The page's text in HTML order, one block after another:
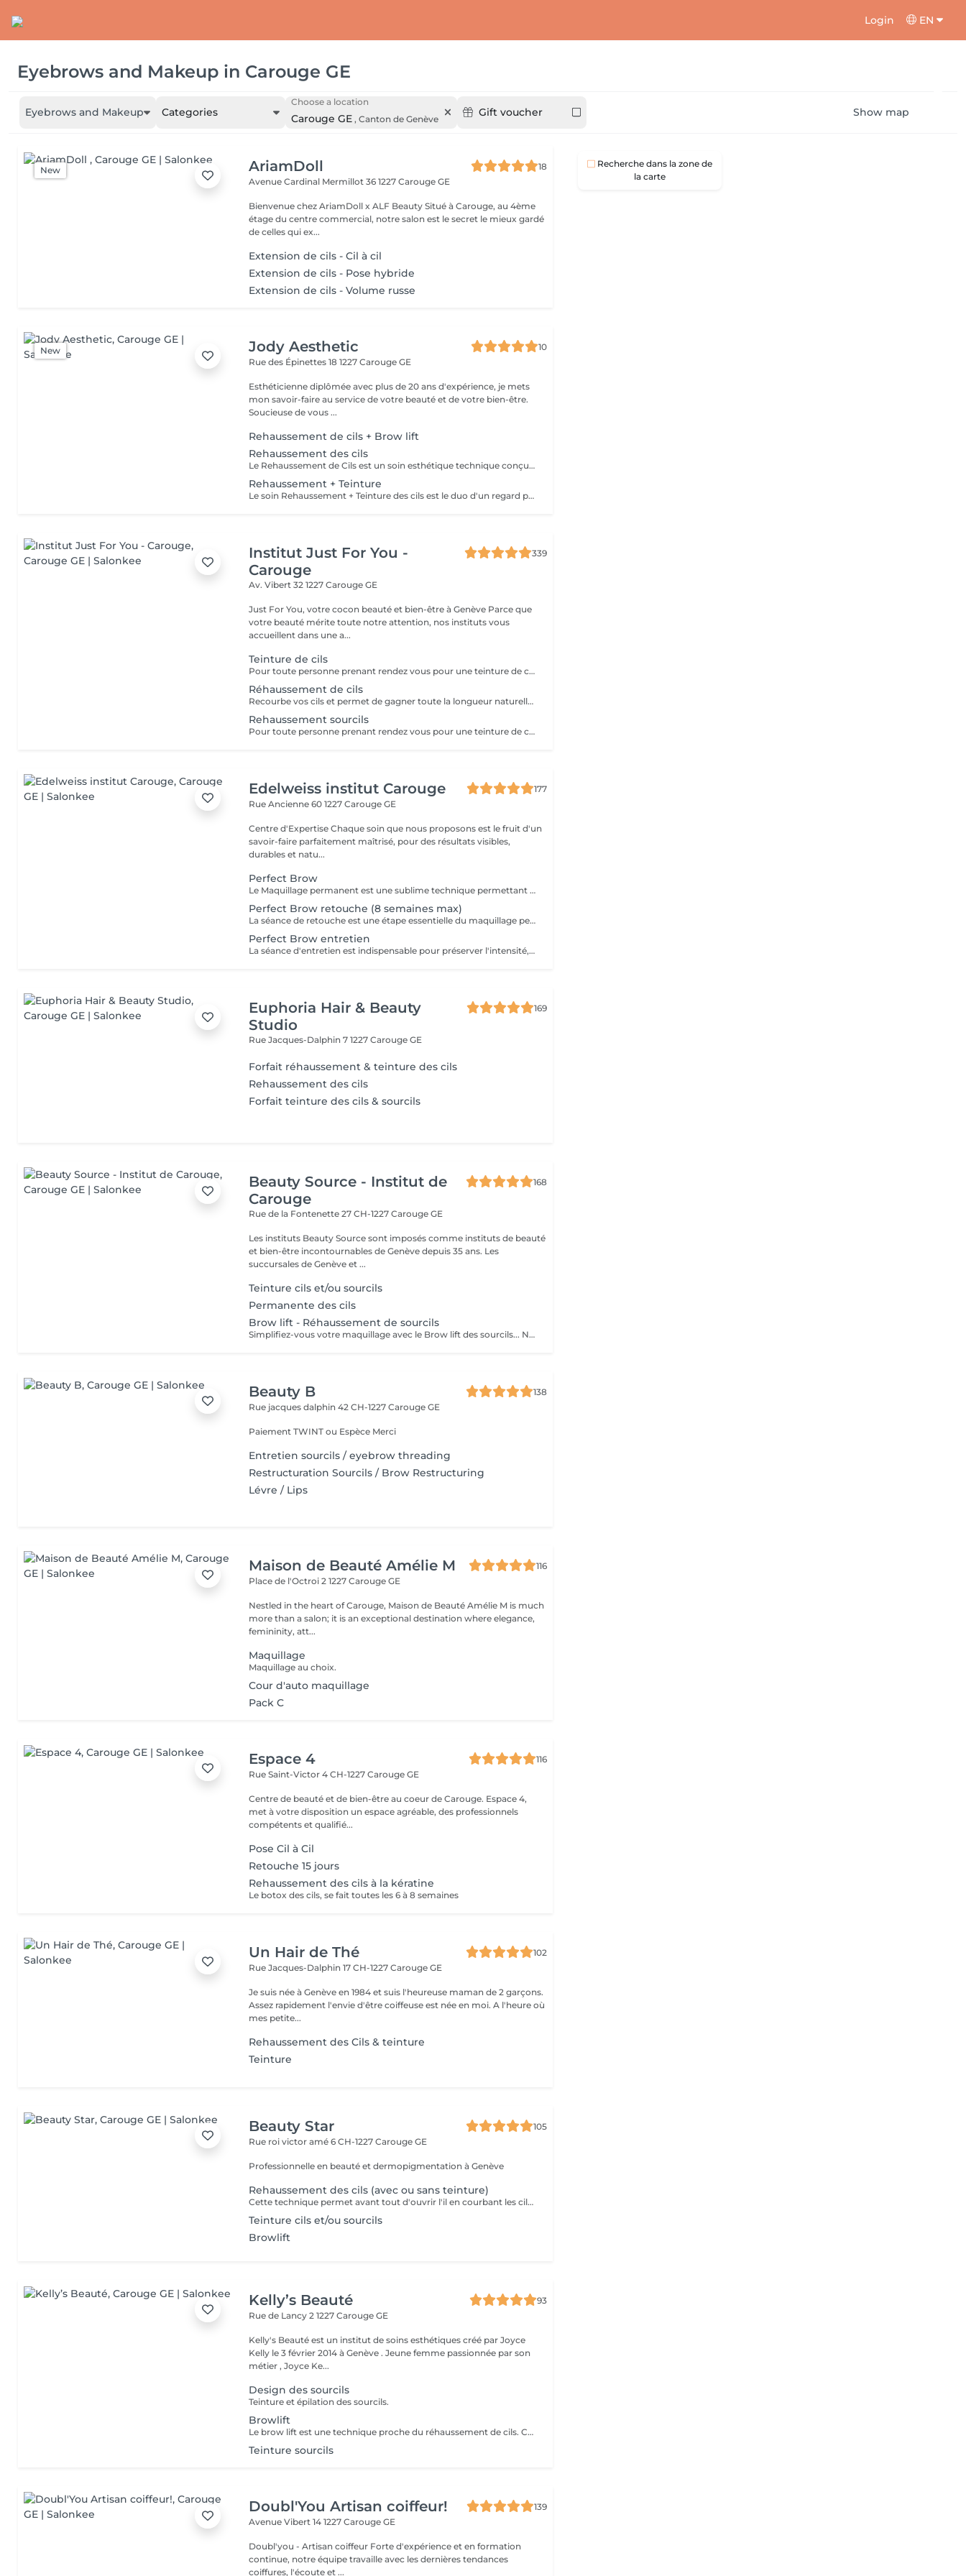
Login EN
Eyebrows and Makeup in Carouge GE
Eyebrows and Makeup Categories
Choose a location
Carouge GE, Canton de Genève
Gift voucher Show map
New AriamDoll
18
Avenue Cardinal Mermillot 361227 Carouge GE
Bienvenue chez AriamDoll x ALF Beauty Situé à Carouge, au 4ème
étage du centre commercial, notre salon est le secret le mieux gardé
de celles qui ex...
Extension de cils - Cil à cil
Extension de cils - Pose hybride
Extension de cils - Volume russe
New Jody Aesthetic
10
Rue des Épinettes 181227 Carouge GE
Esthéticienne diplômée avec plus de 20 ans d'expérience, je mets
mon savoir-faire au service de votre beauté et de votre bien-être.
Soucieuse de vous ...
Rehaussement de cils + Brow lift
Rehaussement des cils
Le Rehaussement de Cils est un soin esthétique technique conçu pour courber les cils naturels depuis leur base afin d'ouvrir et d'intensifier le regard de manière durable. Contrairement à la permanente de cils traditionnelle qui les recourbe vers l'arrière, ce procédé utilise des coussinets en silicone adaptés à la forme de l'il pour étirer les cils vers le haut, créant un effet de longueur et de volume maximal. Des lotions douces sont successivement appliquées pour fixer cette nouvelle courbure spectaculaire tout en respectant la fibre capillaire. Souvent associé à une teinture des cils pour un effet "mascara" instantané, ce soin résiste à l'eau, à la transpiration et au démaquillage. Idéal pour celles et ceux qui souhaitent abandonner le recourbe-cils quotidien, ce traitement offre un résultat impeccable, naturel et sans entretien qui dure entre 6 et 8 semaines.
Rehaussement + Teinture
Le soin Rehaussement + Teinture des cils est le duo d'un regard parfait, combinant courbure spectaculaire et intensité maximale sans maquillage. Ce protocole complet commence par le rehaussement, qui étire et galbe les cils naturels vers le haut depuis leur base grâce à des coussinets en silicone pour ouvrir le regard et donner une impression de longueur. Immédiatement après, l'application d'une teinture spécifique (généralement noire ou brun foncé) vient colorer les cils sur toute leur longueur, de la racine jusqu'à la pointe transparente. Ce combo permet de doubler l'impact visuel : les cils paraissent instantanément plus longs, plus denses, plus foncés et parfaitement définis. Idéale pour zapper l'étape du mascara et du recourbe-cils au quotidien, cette prestation waterproof offre un résultat impeccable et sans entretien pendant 6 à 8 semaines.
Institut Just For You -
Carouge
339
Av. Vibert 321227 Carouge GE
Just For You, votre cocon beauté et bien-être à Genève Parce que
votre beauté mérite toute notre attention, nos instituts vous
accueillent dans une a...
Teinture de cils
Pour toute personne prenant rendez vous pour une teinture de cils, un rehaussement de cils, de sourcils ou une teinture sourcils, merci de venir démaquillé, afin que le résultat soit optimal.
Réhaussement de cils
Recourbe vos cils et permet de gagner toute la longueur naturelle du cil. Pour un meilleur résultat merci de venir sans maquillage. Prendre la teinture des cils en plus si vous la souhaitez.
Rehaussement sourcils
Pour toute personne prenant rendez vous pour une teinture de cils, un rehaussement de cils, de sourcils ou une teinture sourcils, merci de venir démaquillé, afin que le résultat soit optimal.
Edelweiss institut Carouge
177
Rue Ancienne 601227 Carouge GE
Centre d'Expertise Chaque soin que nous proposons est le fruit d'un
savoir-faire parfaitement maîtrisé, pour des résultats visibles,
durables et natu...
Perfect Brow
Le Maquillage permanent est une sublime technique permettant de mettre en valeur votre visage. Ultra réaliste et discrétion absolue. La forme, l'épaisseur ainsi que la couleur sera choisie avec grand soin avant la procédure. Cette méthode permet d'obtenir deux sourcils parfaitement identiques. Contre-indications au traitement: grossesse, allaitement, prises de médicaments(anti coagulants, aspirine, ibuprofène récent), allergies aux métaux, au latex, maladie auto immune, diabète, cancer, maladie de peau, diabète, roaccutane récent (moins de 6 mois), problème de cicatrisation Veillez à ne pas avoir effectué d'injections 4 semaines avant le traitement. Ne pas prévoir de séances de sauna, piscine, hammam durant les 10 prochains jours. Ne pas humidifier le visage, ne pas appliquer de maquillage ni faire de sport pendant les prochaines 24h. Appliquer la crème type vaseline durant 7 jours. Merci de vous présenter 10 minutes avant l'heure de votre premier rendez-vous afin de prendre le temps de lire et signer la fiche de consentement. Ce soin technique est assuré par une praticienne hautement formée et certifiée, conformément aux normes officielles.
Perfect Brow retouche (8 semaines max)
La séance de retouche est une étape essentielle du maquillage permanent des sourcils. Réalisée 6 à 8 semaines maximum après la première séance, elle permet de corriger les petites irrégularités, ajuster la couleur si nécessaire et fixer durablement le pigment dans la peau. Sans cette retouche, le résultat risque de s'estomper plus rapidement ou de manquer d'uniformité. C'est elle qui garantit un résultat net, harmonieux et longue tenue. Ne pas prévoir de séances de sauna, piscine, hammam durant les 5 prochains jours. Ne pas humidifier le visage, ne pas appliquer de maquillage ni faire de sport pendant les prochaines 24h. Appliquer la crème type vaseline durant 7 jours. Merci de vous présenter 10 minutes avant l'heure de votre premier rendez-vous afin de prendre le temps de lire et signer la fiche de consentement.
Perfect Brow entretien
La séance d'entretien est indispensable pour préserver l'intensité, la forme et l'harmonie de votre maquillage permanent des sourcils. Réalisée en général tous les 1 à 3 ans selon votre peau, votre mode de vie et la teinte choisie, elle permet de raviver la couleur, redessiner les lignes si besoin et prolonger durablement la tenue du résultat. Un entretien régulier garantit des sourcils toujours nets, définis et naturellement équilibrés. Contre-indications au traitement: grossesse, allaitement, prises de médicaments(anti coagulants, aspirine, ibuprofène récent), allergies aux métaux, au latex, maladie auto immune, diabète, cancer, maladie de peau, diabète, roaccutane récent (moins de 6 mois), problème de cicatrisation Ne pas prévoir de séances de sauna, piscine, hammam durant les 5 prochains jours. Ne pas humidifier le visage, ne pas appliquer de maquillage ni faire de sport pendant les prochaines 24h. Appliquer la crème type vaseline durant 7 jours. Ce soin technique est assuré par des praticiennes hautement formées et certifiées, conformément aux normes officielles.
Euphoria Hair & Beauty
Studio
169
Rue Jacques-Dalphin 71227 Carouge GE
Forfait réhaussement & teinture des cils
Rehaussement des cils
Forfait teinture des cils & sourcils
Beauty Source - Institut de
Carouge
168
Rue de la Fontenette 27CH-1227 Carouge GE
Les instituts Beauty Source sont imposés comme instituts de beauté
et bien-être incontournables de Genève depuis 35 ans. Les
succursales de Genève et ...
Teinture cils et/ou sourcils
Permanente des cils
Brow lift - Réhaussement de sourcils
Simplifiez-vous votre maquillage avec le Brow lift des sourcils... Nos experts en regard garantissent effet naturel sur-mesure, fini les épis de vos sourcils, pour un regard harmonieux et visiblement plus fourni.
Beauty B
138
Rue jacques dalphin 42CH-1227 Carouge GE
Paiement TWINT ou Espèce Merci
Entretien sourcils / eyebrow threading
Restructuration Sourcils / Brow Restructuring
Lévre / Lips
Maison de Beauté Amélie M
116
Place de l'Octroi 21227 Carouge GE
Nestled in the heart of Carouge, Maison de Beauté Amélie M is much
more than a salon; it is an exceptional destination where elegance,
femininity, att...
Maquillage
Maquillage au choix.
Cour d'auto maquillage
Pack C
Espace 4
116
Rue Saint-Victor 4CH-1227 Carouge GE
Centre de beauté et de bien-être au coeur de Carouge. Espace 4,
met à votre disposition un espace agréable, des professionnels
compétents et qualifié...
Pose Cil à Cil
Retouche 15 jours
Rehaussement des cils à la kératine
Le botox des cils, se fait toutes les 6 à 8 semaines
Un Hair de Thé
102
Rue Jacques-Dalphin 17CH-1227 Carouge GE
Je suis née à Genève en 1984 et suis l'heureuse maman de 2 garçons.
Assez rapidement l'envie d'être coiffeuse est née en moi. A l'heure où
mes petite...
Rehaussement des Cils & teinture
Teinture
Beauty Star
105
Rue roi victor amé 6CH-1227 Carouge GE
Professionnelle en beauté et dermopigmentation à Genève
Rehaussement des cils (avec ou sans teinture)
Cette technique permet avant tout d'ouvrir l'il en courbant les cils dès la racine et non pas seulement sur la longueur. Ils restent souples et paraissent beaucoup plus longs. Le résultat est de très longue durée : 2 à 3 mois, soit la durée de vie moyenne d'un cil. Le rehaussement n'empêche pas de porter du mascara, même tous les jours. En plus l'application de mascara est beaucoup plus facile. Malgré le traitement, les cils ne tombent pas prématurément et repoussent aussi forts qu'avant. Ce soin nécessite environ 45 minutes et comporte plusieurs étapes. Tout d'abord, sur des cils parfaitement démaquillés. On dépose un patch sur les cils inférieurs afin de les protéger puis une bande de silicone légèrement bombée sous et à ras de ceux de la paupière mobile. Après avoir soigneusement recourbé et collé un à un les cils sur la bande supérieure, on applique un gel pour qu'ils en prennent la forme. 10 minutes plus tard, elle retire le produit pour le remplacer par un autre permettant de fixer le résultat et dont l'efficacité demande à nouveau 10 minutes de pose. Le gel fixateur et les bandes sont finalement retirés. Vous aurez un regard sublime et sensuel dès le réveil avec des cils parfaitement recourbé.
Teinture cils et/ou sourcils
Browlift
Kelly’s Beauté
93
Rue de Lancy 21227 Carouge GE
Kelly's Beauté est un institut de soins esthétiques créé par Joyce
Kelly le 3 février 2014 à Genève . Jeune femme passionnée par son
métier , Joyce Ke...
Design des sourcils
Teinture et épilation des sourcils.
Browlift
Le brow lift est une technique proche du réhaussement de cils. Chaque poil est fixé de façon précise. Les poils sont travaillés de manière à devenir plus faciles à coiffer, afin de leur donner la forme voulue. On peut compléter le tout par une teinture, pour intensifier la couleur du sourcil.
Teinture sourcils
Doubl'You Artisan coiffeur!
139
Avenue Vibert 141227 Carouge GE
Doubl'you - Artisan coiffeur Forte d'expérience et en formation
continue, notre équipe travaille avec les dernières tendances
coiffures, l'écoute et ...
Recherche dans la zone de
la carte